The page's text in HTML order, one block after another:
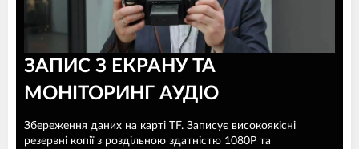
ЗАПИС З ЕКРАНУ ТА
МОНІТОРИНГ АУДІО
Збереження даних на карті TF. Записує високоякісні
резервні копії з роздільною здатністю 1080P та